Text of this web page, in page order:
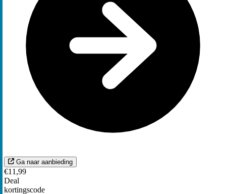
Ga naar aanbieding
€11,99
Deal
kortingscode